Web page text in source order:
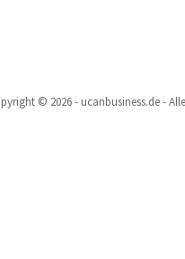
© 2026 - ucanbusiness.de -